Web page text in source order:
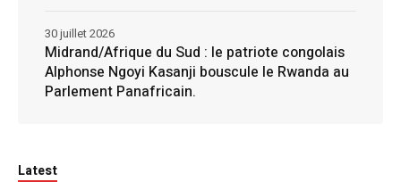
Midrand/Afrique du Sud : le patriote congolais
Alphonse Ngoyi Kasanji bouscule le Rwanda au
Parlement Panafricain.
30 juillet 2026
Latest